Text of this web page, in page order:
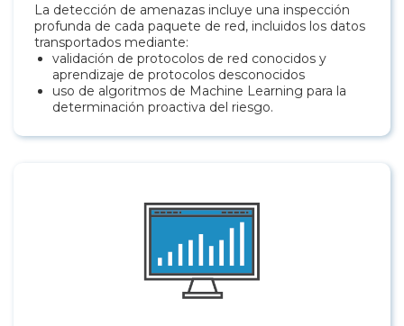
La detección de amenazas incluye una inspección
profunda de cada paquete de red, incluidos los datos
transportados mediante:
validación de protocolos de red conocidos y
aprendizaje de protocolos desconocidos
uso de algoritmos de Machine Learning para la
determinación proactiva del riesgo.